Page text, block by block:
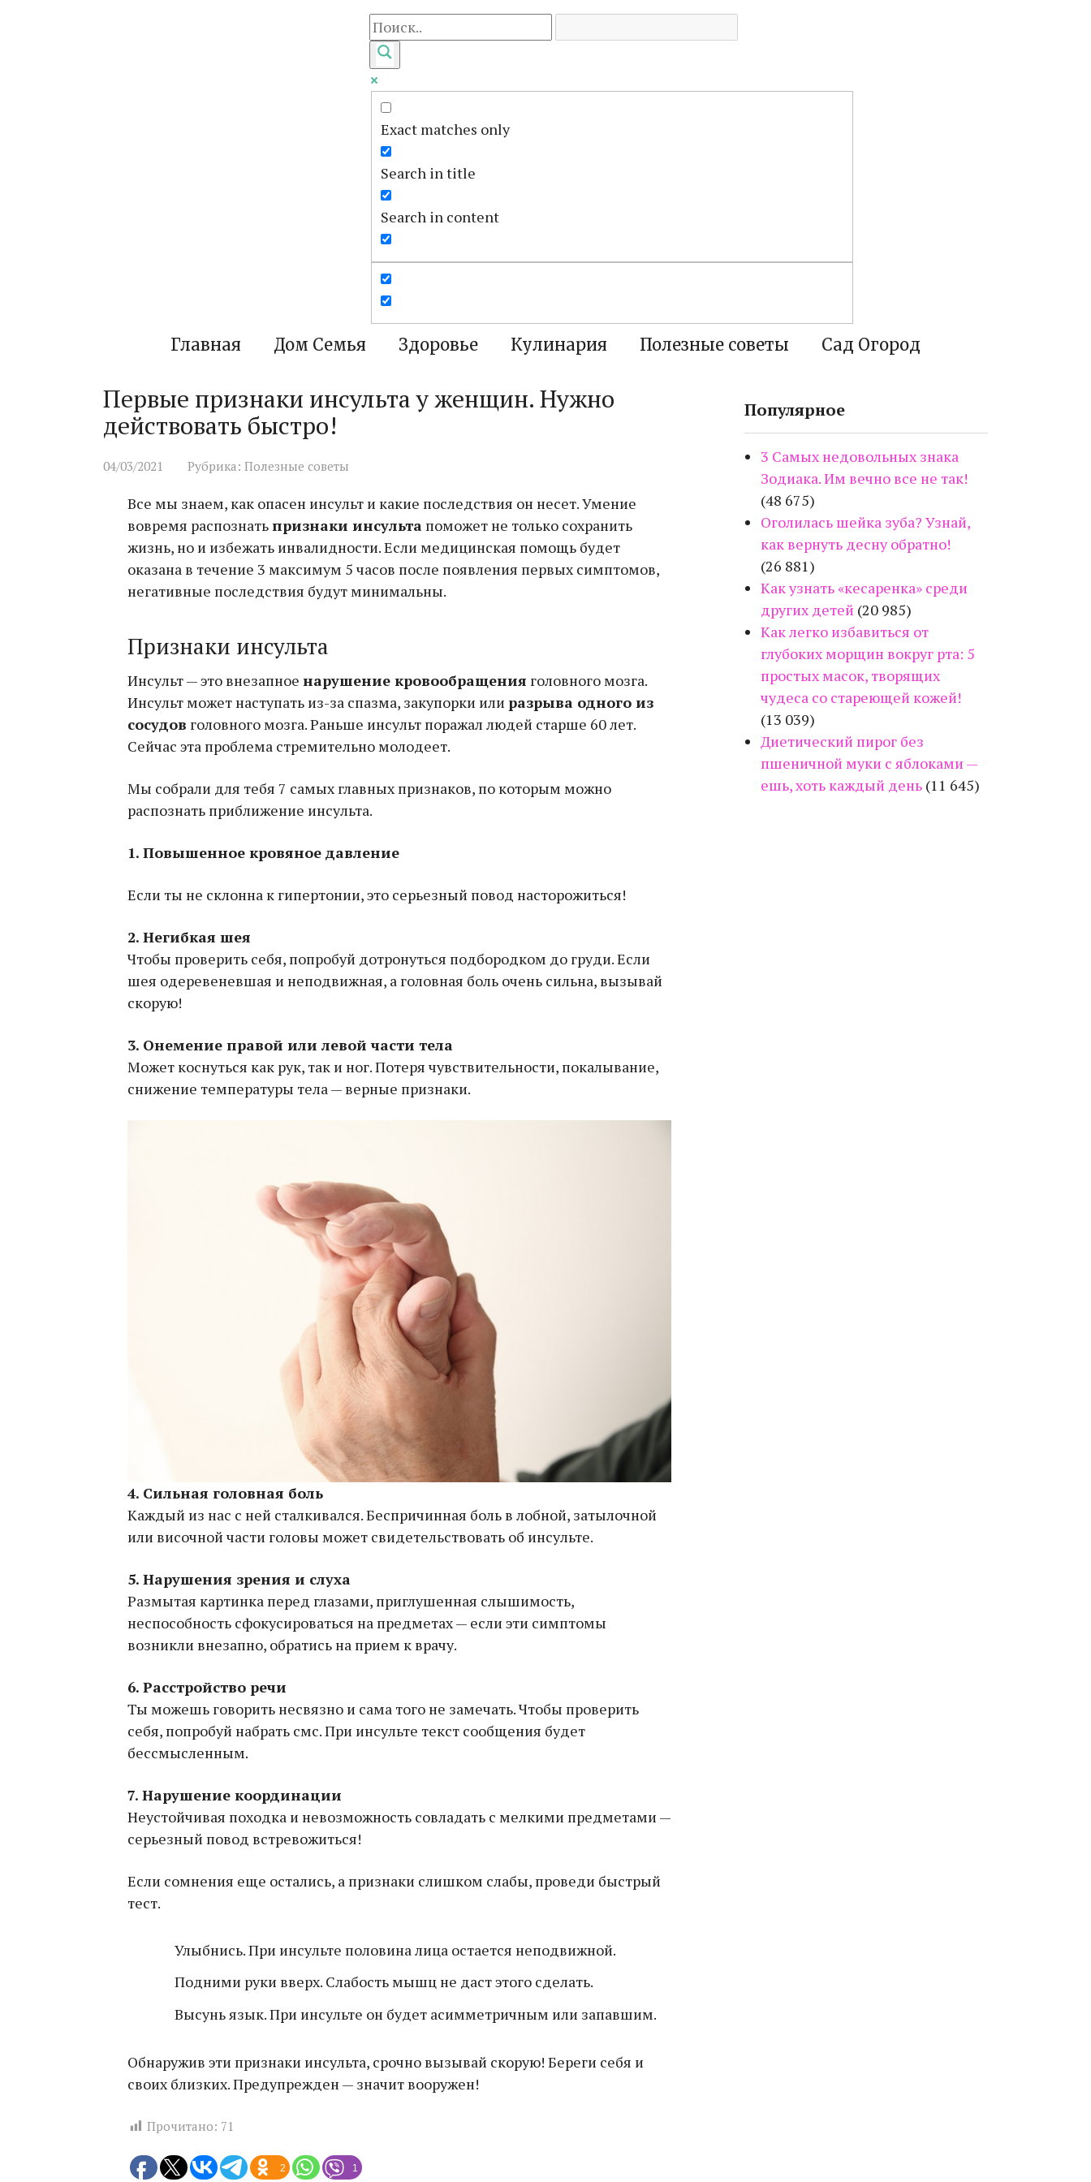
Exact matches only
Search in title
Search in content
Главная Дом Семья Здоровье Кулинария Полезные советы Сад Огород
Первые признаки инсульта у женщин. Нужно
действовать быстро!
04/03/2021 Рубрика: Полезные советы
Все мы знаем, как опасен инсульт и какие последствия он несет. Умение
вовремя распознатьпризнаки инсульта поможет не только сохранить
жизнь, но и избежать инвалидности. Если медицинская помощь будет
оказана в течение 3 максимум 5 часов после появления первых симптомов,
негативные последствия будут минимальны.
Признаки инсульта
Инсульт — это внезапное нарушение кровообращения головного мозга.
Инсульт может наступать из-за спазма, закупорки или разрыва одного из
сосудов головного мозга. Раньше инсульт поражал людей старше 60 лет.
Сейчас эта проблема стремительно молодеет.
Мы собрали для тебя 7 самых главных признаков, по которым можно
распознать приближение инсульта.
1. Повышенное кровяное давление
Если ты не склонна к гипертонии, это серьезный повод насторожиться!
2. Негибкая шея
Чтобы проверить себя, попробуй дотронуться подбородком до груди. Если
шея одеревеневшая и неподвижная, а головная боль очень сильна, вызывай
скорую!
3. Онемение правой или левой части тела
Может коснуться как рук, так и ног. Потеря чувствительности, покалывание,
снижение температуры тела — верные признаки.
4. Сильная головная боль
Каждый из нас с ней сталкивался. Беспричинная боль в лобной, затылочной
или височной части головы может свидетельствовать об инсульте.
5. Нарушения зрения и слуха
Размытая картинка перед глазами, приглушенная слышимость,
неспособность сфокусироваться на предметах — если эти симптомы
возникли внезапно, обратись на прием к врачу.
6. Расстройство речи
Ты можешь говорить несвязно и сама того не замечать. Чтобы проверить
себя, попробуй набрать смс. При инсульте текст сообщения будет
бессмысленным.
7. Нарушение координации
Неустойчивая походка и невозможность совладать с мелкими предметами —
серьезный повод встревожиться!
Если сомнения еще остались, а признаки слишком слабы, проведи быстрый
тест.
Улыбнись. При инсульте половина лица остается неподвижной.
Подними руки вверх. Слабость мышц не даст этого сделать.
Высунь язык. При инсульте он будет асимметричным или запавшим.
Обнаружив эти признаки инсульта, срочно вызывай скорую! Береги себя и
своих близких. Предупрежден — значит вооружен!
Прочитано: 71
2 1
Популярное
3 Самых недовольных знака
Зодиака. Им вечно все не так!
(48 675)
Оголилась шейка зуба? Узнай,
как вернуть десну обратно!
(26 881)
Как узнать «кесаренка» среди
других детей (20 985)
Как легко избавиться от
глубоких морщин вокруг рта: 5
простых масок, творящих
чудеса со стареющей кожей!
(13 039)
Диетический пирог без
пшеничной муки с яблоками —
ешь, хоть каждый день (11 645)